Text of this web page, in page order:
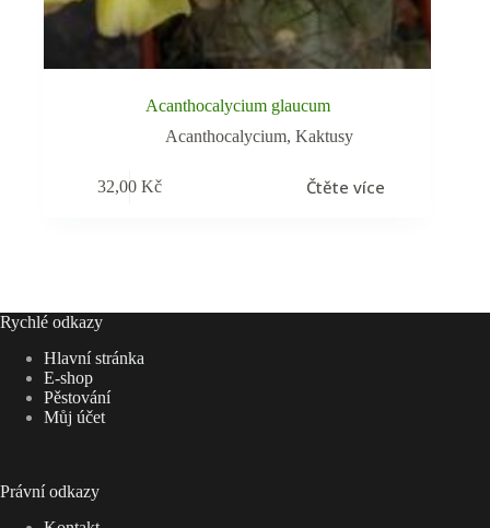
Acanthocalycium glaucum
Acanthocalycium,Kaktusy
32,00Kč Čtěte více
Rychlé odkazy
Hlavní stránka
E-shop
Pěstování
Můj účet
Právní odkazy